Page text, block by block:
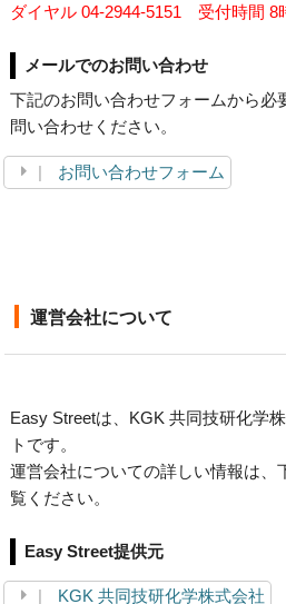
ダイヤル 04-2944-5151 受付時間 8
メールでのお問い合わせ
下記のお問い合わせフォームから必
問い合わせください。
お問い合わせフォーム
運営会社について
Easy Streetは、KGK 共同技研化学
トです。
運営会社についての詳しい情報は、
覧ください。
Easy Street提供元
KGK 共同技研化学株式会社